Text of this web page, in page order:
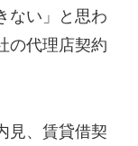
ない」と思わ
の代理店契約
見、賃貸借契